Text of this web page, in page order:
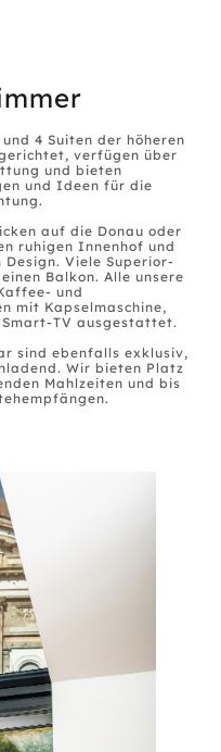
4 Suiten der höheren
verfügen über
und bieten
und Ideen für die
auf die Donau oder
ruhigen Innenhof und
Viele Superior-
Balkon. Alle unsere
und
mit Kapselmaschine,
TV ausgestattet.
sind ebenfalls exklusiv,
Wir bieten Platz
Mahlzeiten und bis